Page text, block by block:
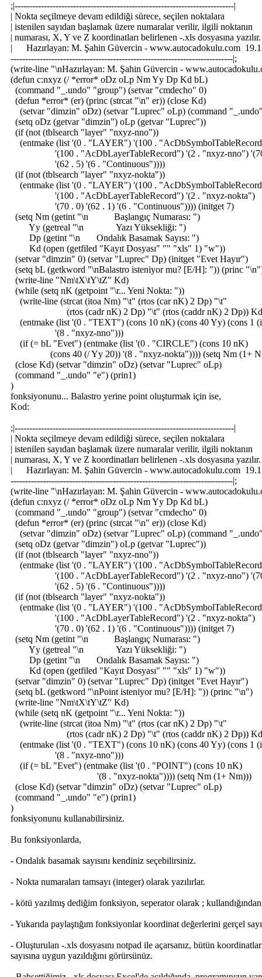
;|---------------------------------------------------------------------------|
| Nokta seçilmeye devam edildiği sürece, seçilen
| istenilen sayıdan başlamak üzere numaralar verilir, ilgili
| numarası, X, Y ve Z koordinatları belirlenen -.xls dosyasına
| Hazırlayan: M. Şahin Güvercin - www.autocadokulu.com
----------------------------------------------------------------------------|;
(write-line "\nHazırlayan: M. Şahin Güvercin -
(defun c:nxyz (/ *error* oDz oLp Nm Yy Dp Kd bL)
(command "_.undo" "group") (setvar "cmdecho" 0)
(defun *error* (er) (princ (strcat "\n" er)) (close Kd)
(setvar "dimzin" oDz) (setvar "Luprec" oLp) (command
(setq oDz (getvar "dimzin") oLp (getvar "Luprec"))
(if (not (tblsearch "layer" "nxyz-nno"))
(entmake (list '(0 . "LAYER") '(100 .
'(100 . "AcDbLayerTableRecord") '(2 . "nxyz-nno")
'(62 . 5) '(6 . "Continuous"))))
(if (not (tblsearch "layer" "nxyz-nokta"))
(entmake (list '(0 . "LAYER") '(100 .
'(100 . "AcDbLayerTableRecord") '(2 . "nxyz-nokta")
'(70 . 0) '(62 . 1) '(6 . "Continuous")))) (initget 7)
(setq Nm (getint "\n Başlangıç Numarası: ")
Yy (getreal "\n Yazı Yüksekliği: ")
Dp (getint "\n Ondalık Basamak Sayısı: ")
Kd (open (getfiled "Kayıt Dosyası" "" "xls" 1) "w"))
(setvar "dimzin" 0) (setvar "Luprec" Dp) (initget "Evet Hayır")
(setq bL (getkword "\nBalastro isteniyor mu? [E/H]: ")) (princ
(write-line "Nm\tX\tY\tZ" Kd)
(while (setq nK (getpoint "\r... Yeni Nokta: "))
(write-line (strcat (itoa Nm) "\t" (rtos (car nK) 2 Dp) "\t"
(rtos (cadr nK) 2 Dp) "\t" (rtos (caddr nK) 2 Dp))
(entmake (list '(0 . "TEXT") (cons 10 nK) (cons 40 Yy) (cons 1
'(8 . "nxyz-nno")))
(if (= bL "Evet") (entmake (list '(0 . "CIRCLE") (cons 10 nK)
(cons 40 (/ Yy 20)) '(8 . "nxyz-nokta")))) (setq Nm (1+
(close Kd) (setvar "dimzin" oDz) (setvar "Luprec" oLp)
(command "_.undo" "e") (prin1)
)
fonksiyonunu... Balastro yerine point oluşturmak için ise,
Kod:
;|---------------------------------------------------------------------------|
| Nokta seçilmeye devam edildiği sürece, seçilen
| istenilen sayıdan başlamak üzere numaralar verilir, ilgili
| numarası, X, Y ve Z koordinatları belirlenen -.xls dosyasına
| Hazırlayan: M. Şahin Güvercin - www.autocadokulu.com
----------------------------------------------------------------------------|;
(write-line "\nHazırlayan: M. Şahin Güvercin -
(defun c:nxyz (/ *error* oDz oLp Nm Yy Dp Kd bL)
(command "_.undo" "group") (setvar "cmdecho" 0)
(defun *error* (er) (princ (strcat "\n" er)) (close Kd)
(setvar "dimzin" oDz) (setvar "Luprec" oLp) (command
(setq oDz (getvar "dimzin") oLp (getvar "Luprec"))
(if (not (tblsearch "layer" "nxyz-nno"))
(entmake (list '(0 . "LAYER") '(100 .
'(100 . "AcDbLayerTableRecord") '(2 . "nxyz-nno")
'(62 . 5) '(6 . "Continuous"))))
(if (not (tblsearch "layer" "nxyz-nokta"))
(entmake (list '(0 . "LAYER") '(100 .
'(100 . "AcDbLayerTableRecord") '(2 . "nxyz-nokta")
'(70 . 0) '(62 . 1) '(6 . "Continuous")))) (initget 7)
(setq Nm (getint "\n Başlangıç Numarası: ")
Yy (getreal "\n Yazı Yüksekliği: ")
Dp (getint "\n Ondalık Basamak Sayısı: ")
Kd (open (getfiled "Kayıt Dosyası" "" "xls" 1) "w"))
(setvar "dimzin" 0) (setvar "Luprec" Dp) (initget "Evet Hayır")
(setq bL (getkword "\nPoint isteniyor mu? [E/H]: ")) (princ "\n")
(write-line "Nm\tX\tY\tZ" Kd)
(while (setq nK (getpoint "\r... Yeni Nokta: "))
(write-line (strcat (itoa Nm) "\t" (rtos (car nK) 2 Dp) "\t"
(rtos (cadr nK) 2 Dp) "\t" (rtos (caddr nK) 2 Dp))
(entmake (list '(0 . "TEXT") (cons 10 nK) (cons 40 Yy) (cons 1
'(8 . "nxyz-nno")))
(if (= bL "Evet") (entmake (list '(0 . "POINT") (cons 10 nK)
'(8 . "nxyz-nokta")))) (setq Nm (1+ Nm)))
(close Kd) (setvar "dimzin" oDz) (setvar "Luprec" oLp)
(command "_.undo" "e") (prin1)
)
fonksiyonunu kullanabilirsiniz.
Bu fonksiyonlarda,
- Ondalık basamak sayısını kendiniz seçebilirsiniz.
- Nokta numaraları tamsayı (integer) olarak yazılırlar.
- kötü yazılmış dediğim fonksiyon, seperator olarak ;
- Yukarıda paylaştığım fonksiyonlar koordinat değerlerini gerçel
- Oluşturulan -.xls dosyasını notpad ile açarsanız, bütün
sayısına uygun yazıldığını görürsünüz.